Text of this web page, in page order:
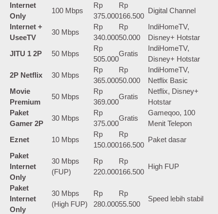
Internet
Only
100 Mbps
Rp
375.000
Rp
166.500
Digital Channel
Internet +
UseeTV
30 Mbps
Rp
340.000
Rp
50.000
IndiHomeTV,
Disney+ Hotstar
JITU 1 2P
50 Mbps
Rp
505.000
Gratis
IndiHomeTV,
Disney+ Hotstar
2P Netflix
30 Mbps
Rp
365.000
Rp
50.000
IndiHomeTV,
Netflix Basic
Movie
Premium
50 Mbps
Rp
369.000
Gratis
Netflix, Disney+
Hotstar
Paket
Gamer 2P
30 Mbps
Rp
375.000
Gratis
Gameqoo, 100
Menit Telepon
Eznet
10 Mbps
Rp
150.000
Rp
166.500
Paket dasar
Paket
Internet
Only
30 Mbps
(FUP)
Rp
220.000
Rp
166.500
High FUP
Paket
Internet
Only
30 Mbps
(High FUP)
Rp
280.000
Rp
55.500
Speed lebih stabil